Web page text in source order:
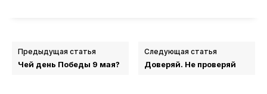
Предыдущая статья
Чей день Победы 9 мая?
Следующая статья
Доверяй. Не проверяй